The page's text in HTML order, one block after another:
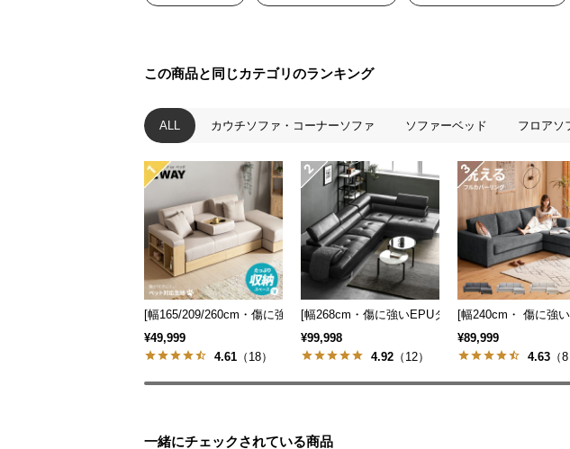
ソファスタイル ベッドス
ソファスタイル
2人で座っても十分な横幅とゆとりのある
奥行きが特長です。
この商品と同じカテゴリのランキング
ALL カウチソファ・コーナーソファ ソファーベッド フロアソ
[幅165/209/260cm・傷に強いペット対応生地も] 収納付き3人掛け多機能ソファ
¥49,999
4.61 （18）
[幅268cm・傷に強いEPUタイプも] 3人掛けレザ
¥99,998
4.92 （12）
[幅240cm・ 傷に強
¥89,999
4.63 （8
一緒にチェックされている商品